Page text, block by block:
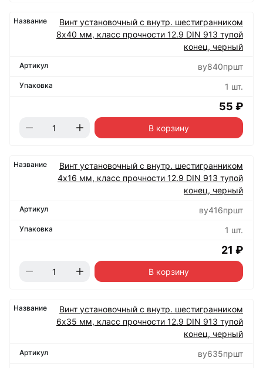
Винт установочный с внутр. шестигранником
8х40 мм, класс прочности 12.9 DIN 913 тупой
конец, черный
ву840пршт
1 шт.
55 ₽
В корзину
Винт установочный с внутр. шестигранником
4х16 мм, класс прочности 12.9 DIN 913 тупой
конец, черный
ву416пршт
1 шт.
21 ₽
В корзину
Винт установочный с внутр. шестигранником
6х35 мм, класс прочности 12.9 DIN 913 тупой
конец, черный
ву635пршт